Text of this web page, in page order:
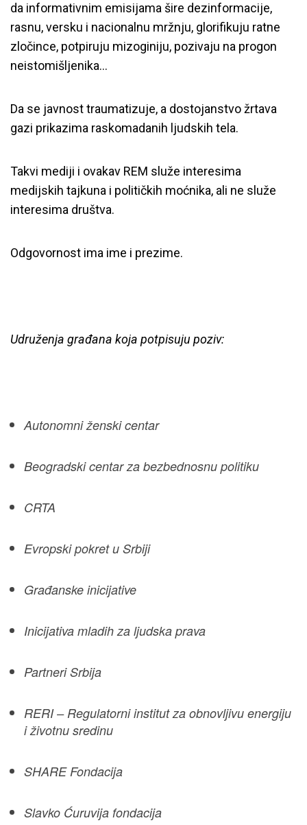
da informativnim emisijama šire dezinformacije,
rasnu, versku i nacionalnu mržnju, glorifikuju ratne
zločince, potpiruju mizoginiju, pozivaju na progon
neistomišljenika…
Da se javnost traumatizuje, a dostojanstvo žrtava
gazi prikazima raskomadanih ljudskih tela.
Takvi mediji i ovakav REM služe interesima
medijskih tajkuna i političkih moćnika, ali ne služe
interesima društva.
Odgovornost ima ime i prezime.
Udruženja građana koja potpisuju poziv:
Autonomni ženski centar
Beogradski centar za bezbednosnu politiku
CRTA
Evropski pokret u Srbiji
Građanske inicijative
Inicijativa mladih za ljudska prava
Partneri Srbija
RERI – Regulatorni institut za obnovljivu energiju
i životnu sredinu
SHARE Fondacija
Slavko Ćuruvija fondacija